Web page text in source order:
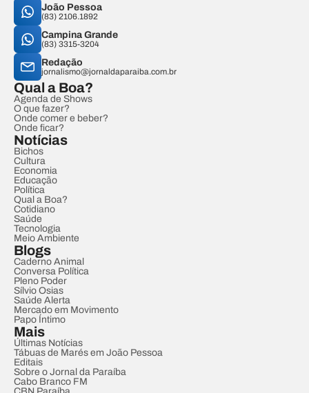
João Pessoa
(83) 2106.1892
Campina Grande
(83) 3315-3204
Redação
jornalismo@jornaldaparaiba.com.br
Qual a Boa?
Agenda de Shows
O que fazer?
Onde comer e beber?
Onde ficar?
Notícias
Bichos
Cultura
Economia
Educação
Política
Qual a Boa?
Cotidiano
Saúde
Tecnologia
Meio Ambiente
Blogs
Caderno Animal
Conversa Política
Pleno Poder
Sílvio Osias
Saúde Alerta
Mercado em Movimento
Papo Íntimo
Mais
Últimas Notícias
Tábuas de Marés em João Pessoa
Editais
Sobre o Jornal da Paraíba
Cabo Branco FM